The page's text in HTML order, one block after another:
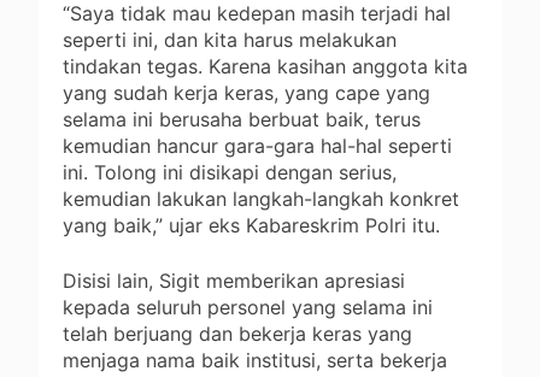
“Saya tidak mau kedepan masih terjadi hal
seperti ini, dan kita harus melakukan
tindakan tegas. Karena kasihan anggota kita
yang sudah kerja keras, yang cape yang
selama ini berusaha berbuat baik, terus
kemudian hancur gara-gara hal-hal seperti
ini. Tolong ini disikapi dengan serius,
kemudian lakukan langkah-langkah konkret
yang baik,” ujar eks Kabareskrim Polri itu.
Disisi lain, Sigit memberikan apresiasi
kepada seluruh personel yang selama ini
telah berjuang dan bekerja keras yang
menjaga nama baik institusi, serta bekerja